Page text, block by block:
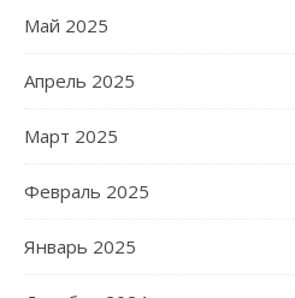
Май 2025
Апрель 2025
Март 2025
Февраль 2025
Январь 2025